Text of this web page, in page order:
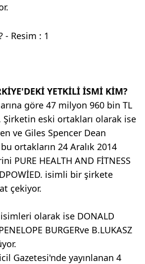
YETKİLİ İSMİ KİM?
göre 47 milyon 960 bin TL
Şirketin eski ortakları olarak ise
ve Giles Spencer Dean
ortakların 24 Aralık 2014
PURE HEALTH AND FİTNESS
isimli bir şirkete
çekiyor.
olarak ise DONALD
BURGERve B.LUKASZ
Gazetesi'nde yayınlanan 4